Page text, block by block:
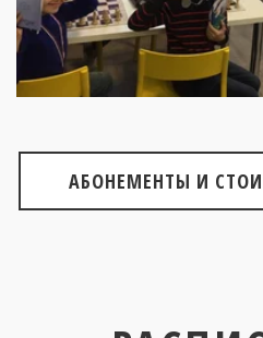
АБОНЕМЕНТЫ И